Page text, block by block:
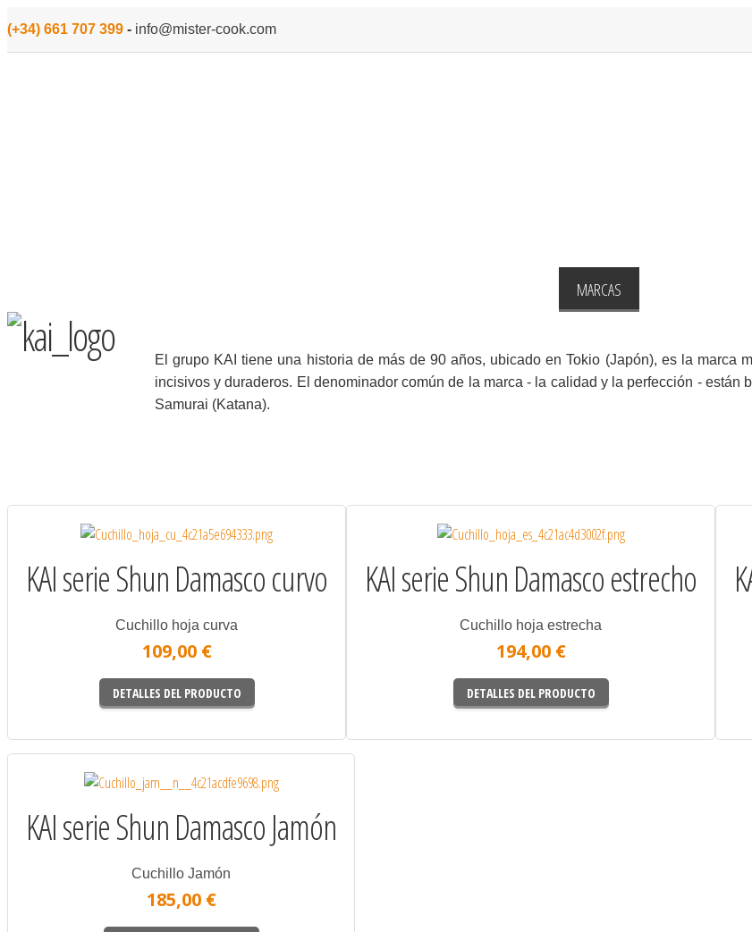
(+34) 661 707 399 - info@mister-cook.com
MARCAS
El grupo KAI tiene una historia de más de 90 años, ubicado en Tokio (Japón), es la marca
incisivos y duraderos. El denominador común de la marca - la calidad y la perfección -
Samurai (Katana).
KAI serie Shun Damasco curvo
Cuchillo hoja curva
109,00 €
DETALLES DEL PRODUCTO
KAI serie Shun Damasco estrecho
Cuchillo hoja estrecha
194,00 €
DETALLES DEL PRODUCTO
KAI serie Shun Damasco Jamón
Cuchillo Jamón
185,00 €